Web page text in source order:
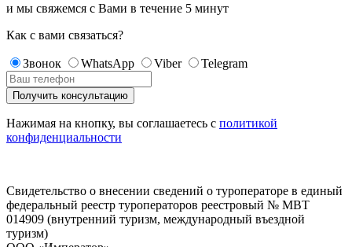
и мы свяжемся с Вами в течение 5 минут
Как с вами связаться?
Звонок WhatsApp Viber Telegram
Нажимая на кнопку, вы соглашаетесь с политикой
конфиденциальности
Свидетельство о внесении сведений о туроператоре в единый
федеральный реестр туроператоров реестровый № МВТ
014909 (внутренний туризм, международный въездной
туризм)